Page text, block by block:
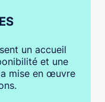
un accueil
et une
mise en œuvre